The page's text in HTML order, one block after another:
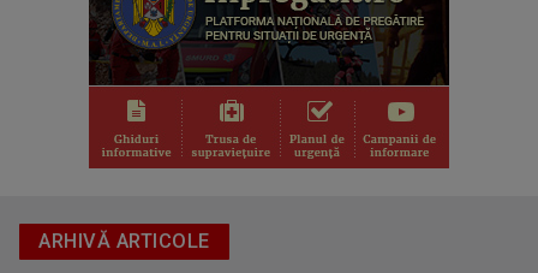
AKZENTEMisiunea principală a emisiunii este să fie ...
ARHIVĂ ARTICOLE